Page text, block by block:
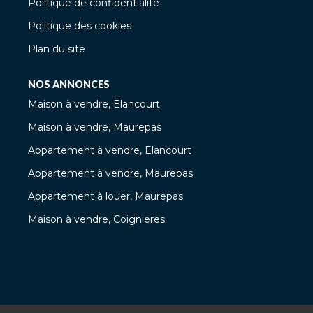
Contactez PATRICK HERVE, Agent Commercial
Immatriculé au RSAC de Versailles (410 891 642).
Politique de confidentialité
Politique des cookies
Plan du site
NOS ANNONCES
Maison à vendre, Elancourt
Maison à vendre, Maurepas
Appartement à vendre, Elancourt
Appartement à vendre, Maurepas
Appartement à louer, Maurepas
Maison à vendre, Coignieres